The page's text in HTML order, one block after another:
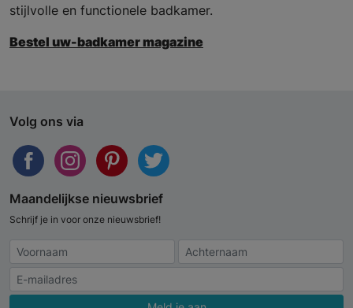
stijlvolle en functionele badkamer.
Bestel uw-badkamer magazine
Volg ons via
Maandelijkse nieuwsbrief
Schrijf je in voor onze nieuwsbrief!